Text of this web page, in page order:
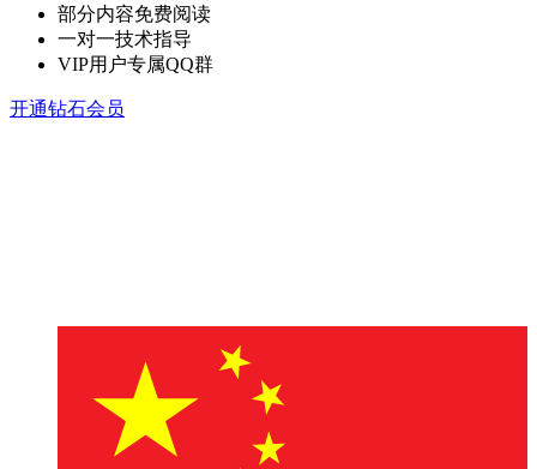
部分内容免费阅读
一对一技术指导
VIP用户专属QQ群
开通钻石会员